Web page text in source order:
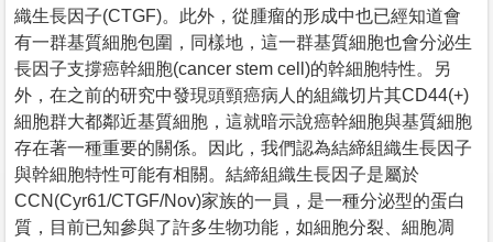
織生長因子(CTGF)。此外，從腫瘤的形成中也已經知道會
有一群基質細胞包圍，同樣地，這一群基質細胞也會分泌生
長因子支撐癌幹細胞(cancer stem cell)的幹細胞特性。另
外，在之前的研究中發現頭頸癌病人的組織切片其CD44(+)
細胞群大都鄰近基質細胞，這就暗示說癌幹細胞與基質細胞
存在著一種重要的關係。因此，我們認為結締組織生長因子
與幹細胞特性可能有相關。結締組織生長因子是屬於
CCN(Cyr61/CTGF/Nov)家族的一員，是一種分泌型的蛋白
質，目前已知參與了許多生物功能，如細胞分裂、細胞凋